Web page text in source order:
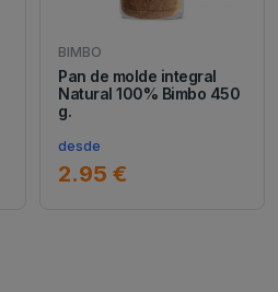
BIMBO
Pan de molde integral
Natural 100% Bimbo 450
g.
desde
2.95 €